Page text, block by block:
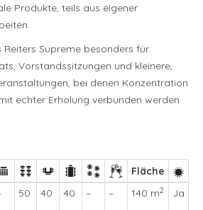
Produkte, teils aus eigener
Supreme besonders für
Vorstandssitzungen und kleinere,
bei denen Konzentration
echter Erholung verbunden werden
Fläche
50 40 40 – – 140 m2 Ja